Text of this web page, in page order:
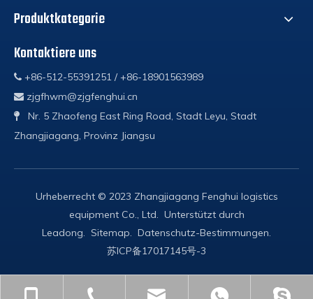
Produktkategorie
Kontaktiere uns
 +86-512-55391251 / +86-18901563989
 zjgfhwm@zjgfenghui.cn

Nr. 5 Zhaofeng East Ring Road, Stadt Leyu, Stadt
Zhangjiagang, Provinz Jiangsu
Urheberrecht © 2023 Zhangjiagang Fenghui logistics
equipment Co., Ltd. Unterstützt durch
Leadong. Sitemap. Datenschutz-Bestimmungen.
苏ICP备17017145号-3